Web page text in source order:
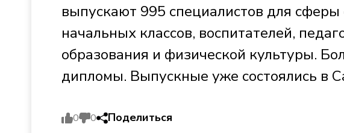
выпускают 995 специалистов для
начальных классов, воспитателей,
образования и физической культуры.
дипломы. Выпускные уже состоялись в
0 0 Поделиться